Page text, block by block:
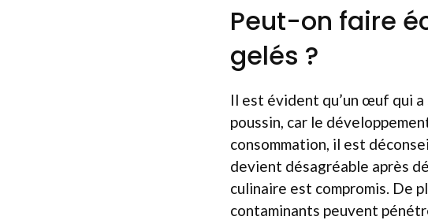
Peut-on faire
gelés ?
Il est évident qu’un œuf qui a
poussin, car le
consommation, il est
devient désagréable après
culinaire est compromis. De
contaminants peuvent